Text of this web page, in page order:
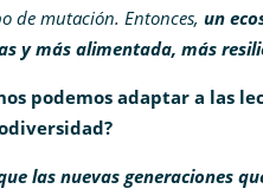
de mutación. Entonces, un
y más alimentada, más
podemos adaptar a las
las nuevas generaciones